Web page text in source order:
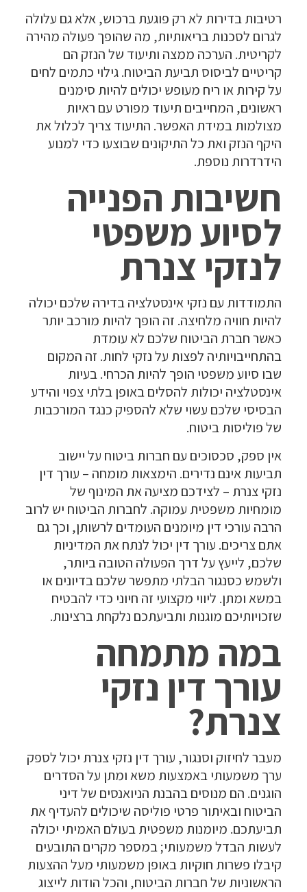
רטיבות בדירות לא רק פוגעת ברכוש, אלא גם עלולה
לגרום לסכנות בריאותיות, מה שהופך פעולה מהירה
לקריטית. הערכה ממצה ותיעוד של הנזק הם
קריטיים לביסוס תביעת הביטוח. גילוי כתמים לחים
על קירות או ריח מעופש יכולים להיות סימנים
ראשונים, המחייבים תיעוד מפורט עם ראיות
מצולמות במידת האפשר. התיעוד צריך לכלול את
היקף הנזק ואת כל התיקונים שבוצעו כדי למנוע
הידרדרות נוספת.
חשיבות הפנייה
לסיוע משפטי
לנזקי צנרת
התמודדות עם נזקי אינסטלציה בדירה שלכם יכולה
להיות חוויה מלחיצה. זה הופך להיות מורכב יותר
כאשר חברת הביטוח שלכם לא עומדת
בהתחייבויותיה לפצות על נזקי לחות. זה המקום
שבו סיוע משפטי הופך להיות הכרחי. בעיות
אינסטלציה יכולות להסלים באופן בלתי צפוי והידע
הבסיסי שלכם עשוי שלא להספיק כנגד המורכבות
של פוליסות ביטוח.
אין ספק, סכסוכים עם חברות ביטוח על יישוב
תביעות אינם נדירים. הימצאות מומחה – עורך דין
נזקי צנרת – לצידכם מציעה את המינוף של
מומחיות משפטית עמוקה. לחברות הביטוח יש לרוב
הרבה עורכי דין מיומנים העומדים לרשותן, וכך גם
אתם צריכים. עורך דין יכול לנתח את המדיניות
שלכם, לייעץ על דרך הפעולה הטובה ביותר,
ולשמש כסנגור הבלתי מתפשר שלכם בדיונים או
במשא ומתן. ליווי מקצועי זה חיוני כדי להבטיח
שזכויותיכם מוגנות ותביעתכם נלקחת ברצינות.
במה מתמחה
עורך דין נזקי
צנרת?
מעבר לחיזוק וסנגור, עורך דין נזקי צנרת יכול לספק
ערך משמעותי באמצעות משא ומתן על הסדרים
הוגנים. הם מנוסים בהבנת הניואנסים של דיני
הביטוח ובאיתור פרטי פוליסה שיכולים להעדיף את
תביעתכם. מיומנות משפטית בעולם האמיתי יכולה
לעשות הבדל משמעותי; במספר מקרים התובעים
קיבלו פשרות חוקיות באופן משמעותי מעל ההצעות
הראשוניות של חברות הביטוח, והכל הודות לייצוג